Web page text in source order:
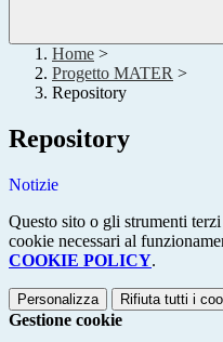
Home >
Progetto MATER >
Repository
Repository
Notizie
Questo sito o gli strumenti
cookie necessari al
COOKIE POLICY.
Personalizza Rifiuta tutti i
Gestione cookie